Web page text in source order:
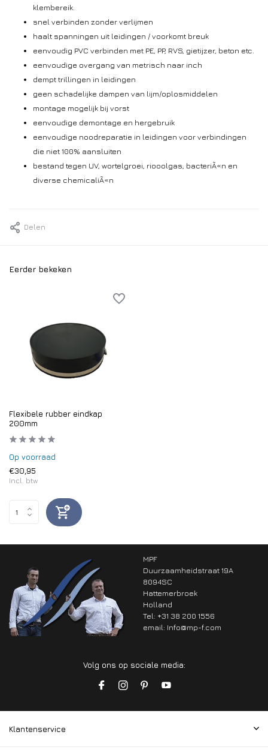
klembereik.
snel verbinden zonder verlijmen
haalt spanningen uit leidingen / voorkomt breuk
eenvoudig PVC verbinden met PE, PP, RVS, gietijzer, beton etc.
eenvoudige overgang van metrisch naar inch
dempt trillingen in leidingen
geen schadelijke dampen van lijm/oplosmiddelen
montage mogelijk bij vorst
eenvoudige demontage en hergebruik
eenvoudige noodreparatie in leidingen voor verbindingen
die niet 100% aansluiten
bestand tegen UV, wortelgroei, riooolgas, bacteriÃ«n en
diverse chemicaliÃ«n
Delen
Eerder bekeken
Flexibele rubber eindkap
200mm
Op voorraad
€30,95
Incl. btw
MPF
Duurzaamheidstraat 19A
8094SC
Hattemerbroek
Holland
Tel: +31 38 200 1556
email: Info@mp-f.com
Volg ons op sociale media:
Klantenservice